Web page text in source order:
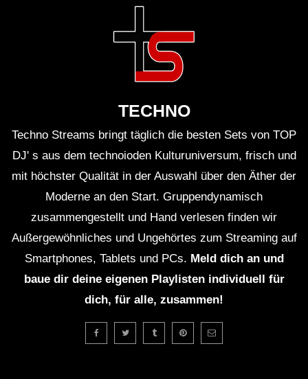
TECHNO
Techno Streams bringt täglich die besten Sets von TOP
DJ' s aus dem technoioden Kulturuniversum, frisch und
mit höchster Qualität in der Auswahl über den Äther der
Moderne an den Start. Gruppendynamisch
zusammengestellt und Hand verlesen finden wir
Außergewöhnliches und Ungehörtes zum Streaming auf
Smartphones, Tablets und PCs. Meld dich an und
baue dir deine eigenen Playlisten individuell für
dich, für alle, zusammen!